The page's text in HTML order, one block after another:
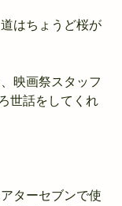
世話をしてくれ